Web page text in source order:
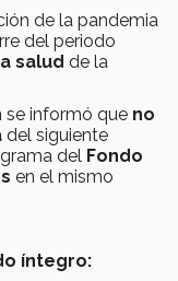
de la pandemia
del periodo
salud de la
se informó que no
del siguiente
del Fondo
en el mismo
íntegro: